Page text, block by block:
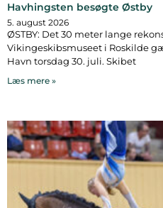
Havhingsten besøgte Østby
5. august 2026
ØSTBY: Det 30 meter lange
Vikingeskibsmuseet i Roskilde
Havn torsdag 30. juli. Skibet
Læs mere »